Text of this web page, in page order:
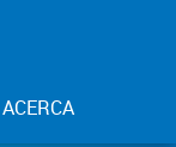
ACERCA